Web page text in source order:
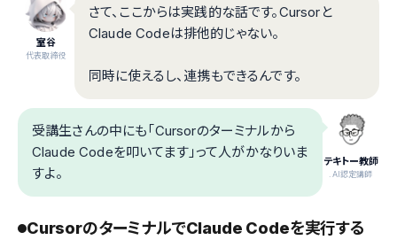
室谷
代表取締役
さて、ここからは実践的な話です。Cursorと
Claude Codeは排他的じゃない。
同時に使えるし、連携もできるんです。
テキトー教師
.AI認定講師
受講生さんの中にも「Cursorのターミナルから
Claude Codeを叩いてます」って人がかなりいま
すよ。
CursorのターミナルでClaude Codeを実行する